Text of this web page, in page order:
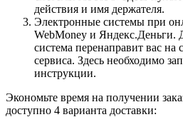
действия и имя держателя.
Электронные системы при
WebMoney и Яндекс.Деньги.
система перенаправит вас на
сервиса. Здесь необходимо
инструкции.
Экономьте время на получении
доступно 4 варианта доставки: